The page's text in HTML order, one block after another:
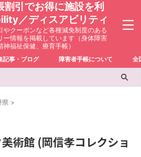
割引でお得に施設を利
／ディスアビリティ
やクーポンなど各種減免制度のある
ー情報を掲載しています（身体障害
神福祉保健、療育手帳）
記事・ブログ 障害者手帳について 全
県 >
術館 (岡信孝コレクショ